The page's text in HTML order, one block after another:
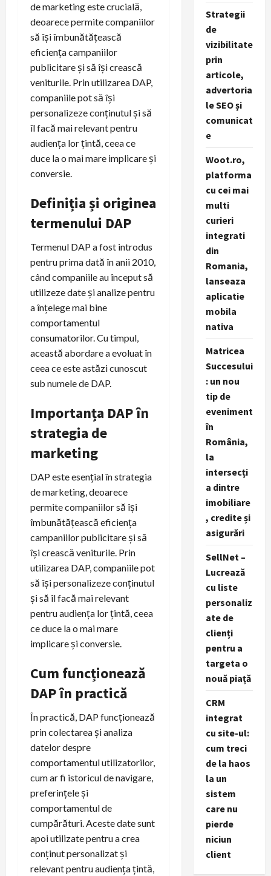
de marketing este crucială,
deoarece permite companiilor
să își îmbunătățească
eficiența campaniilor
publicitare și să își crească
veniturile. Prin utilizarea DAP,
companiile pot să își
personalizeze conținutul și să
îl facă mai relevant pentru
audiența lor țintă, ceea ce
duce la o mai mare implicare și
conversie.
Definiția și originea
termenului DAP
Termenul DAP a fost introdus
pentru prima dată în anii 2010,
când companiile au început să
utilizeze date și analize pentru
a înțelege mai bine
comportamentul
consumatorilor. Cu timpul,
această abordare a evoluat în
ceea ce este astăzi cunoscut
sub numele de DAP.
Importanța DAP în
strategia de
marketing
DAP este esențial în strategia
de marketing, deoarece
permite companiilor să își
îmbunătățească eficiența
campaniilor publicitare și să
își crească veniturile. Prin
utilizarea DAP, companiile pot
să își personalizeze conținutul
și să îl facă mai relevant
pentru audiența lor țintă, ceea
ce duce la o mai mare
implicare și conversie.
Cum funcționează
DAP în practică
În practică, DAP funcționează
prin colectarea și analiza
datelor despre
comportamentul utilizatorilor,
cum ar fi istoricul de navigare,
preferințele și
comportamentul de
cumpărături. Aceste date sunt
apoi utilizate pentru a crea
conținut personalizat și
relevant pentru audiența țintă,
Strategii
de
vizibilitate
prin
articole,
advertoria
le SEO și
comunicat
e
Woot.ro,
platforma
cu cei mai
multi
curieri
integrati
din
Romania,
lanseaza
aplicatie
mobila
nativa
Matricea
Succesului
: un nou
tip de
eveniment
în
România,
la
intersecți
a dintre
imobiliare
, credite și
asigurări
SellNet –
Lucrează
cu liste
personaliz
ate de
clienți
pentru a
targeta o
nouă piață
CRM
integrat
cu site-ul:
cum treci
de la haos
la un
sistem
care nu
pierde
niciun
client